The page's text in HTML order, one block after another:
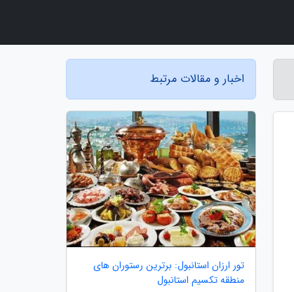
اخبار و مقالات مرتبط
تور ارزان استانبول: برترین رستوران های
منطقه تکسیم استانبول